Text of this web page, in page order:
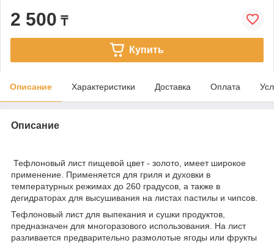
2 500 ₸
Купить
Описание Характеристики Доставка Оплата
Описание
Тефлоновый лист пищевой цвет - золото, имеет широкое
применение. Применяется для гриля и духовки в
температурных режимах до 260 градусов, а также в
дегидраторах для высушивания на листах пастилы и чипсов.
Тефлоновый лист для выпекания и сушки продуктов,
предназначен для многоразового использования. На лист
разливается предварительно размолотые ягоды или фрукты